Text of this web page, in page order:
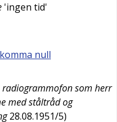
'ingen tid'
null
som herr
med ståltråd og
28.08.1951/5)